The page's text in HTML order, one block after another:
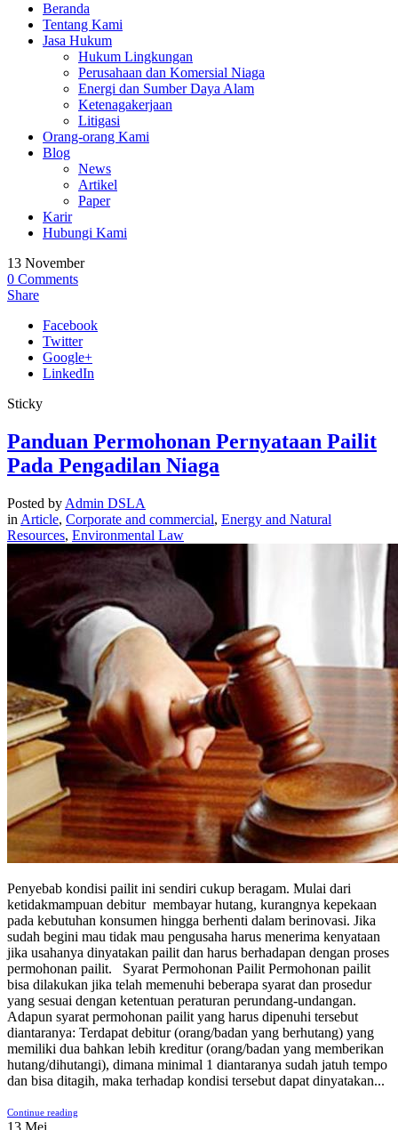
Beranda
Tentang Kami
Jasa Hukum
Hukum Lingkungan
Perusahaan dan Komersial Niaga
Energi dan Sumber Daya Alam
Ketenagakerjaan
Litigasi
Orang-orang Kami
Blog
News
Artikel
Paper
Karir
Hubungi Kami
13 November
0 Comments
Share
Facebook
Twitter
Google+
LinkedIn
Sticky
Panduan Permohonan Pernyataan Pailit
Pada Pengadilan Niaga
Posted by Admin DSLA
in Article, Corporate and commercial, Energy and Natural
Resources, Environmental Law
Penyebab kondisi pailit ini sendiri cukup beragam. Mulai dari
ketidakmampuan debitur membayar hutang, kurangnya kepekaan
pada kebutuhan konsumen hingga berhenti dalam berinovasi. Jika
sudah begini mau tidak mau pengusaha harus menerima kenyataan
jika usahanya dinyatakan pailit dan harus berhadapan dengan proses
permohonan pailit. Syarat Permohonan Pailit Permohonan pailit
bisa dilakukan jika telah memenuhi beberapa syarat dan prosedur
yang sesuai dengan ketentuan peraturan perundang-undangan.
Adapun syarat permohonan pailit yang harus dipenuhi tersebut
diantaranya: Terdapat debitur (orang/badan yang berhutang) yang
memiliki dua bahkan lebih kreditur (orang/badan yang memberikan
hutang/dihutangi), dimana minimal 1 diantaranya sudah jatuh tempo
dan bisa ditagih, maka terhadap kondisi tersebut dapat dinyatakan...
Continue reading
13 Mei